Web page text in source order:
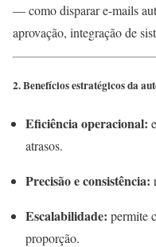
— como disparar e-mails
aprovação, integração de
2. Benefícios estratégicos da
Eficiência operacional:
atrasos.
Precisão e consistência:
Escalabilidade: permite
proporção.